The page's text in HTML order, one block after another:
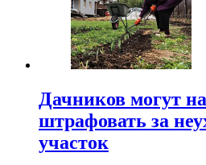
Дачников могут
штрафовать за
участок